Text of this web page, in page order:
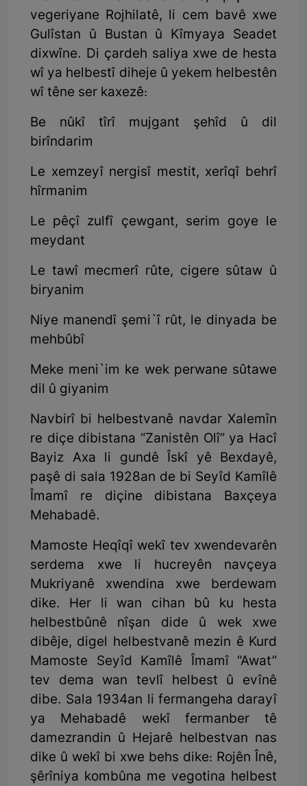
vegeriyane Rojhilatê, li cem bavê xwe
Gulîstan û Bustan û Kîmyaya Seadet
dixwîne. Di çardeh saliya xwe de hesta
wî ya helbestî diheje û yekem helbestên
wî têne ser kaxezê:
Be nûkî tîrî mujgant şehîd û dil
birîndarim
Le xemzeyî nergisî mestit, xerîqî behrî
hîrmanim
Le pêçî zulfî çewgant, serim goye le
meydant
Le tawî mecmerî rûte, cigere sûtaw û
biryanim
Niye manendî şemi`î rût, le dinyada be
mehbûbî
Meke meni`im ke wek perwane sûtawe
dil û giyanim
Navbirî bi helbestvanê navdar Xalemîn
re diçe dibistana “Zanistên Olî” ya Hacî
Bayiz Axa li gundê Îskî yê Bexdayê,
paşê di sala 1928an de bi Seyîd Kamîlê
Îmamî re diçine dibistana Baxçeya
Mehabadê.
Mamoste Heqîqî wekî tev xwendevarên
serdema xwe li hucreyên navçeya
Mukriyanê xwendina xwe berdewam
dike. Her li wan cihan bû ku hesta
helbestbûnê nîşan dide û wek xwe
dibêje, digel helbestvanê mezin ê Kurd
Mamoste Seyîd Kamîlê Îmamî “Awat”
tev dema wan tevlî helbest û evînê
dibe. Sala 1934an li fermangeha darayî
ya Mehabadê wekî fermanber tê
damezrandin û Hejarê helbestvan nas
dike û wekî bi xwe behs dike: Rojên Înê,
şêrîniya kombûna me vegotina helbest